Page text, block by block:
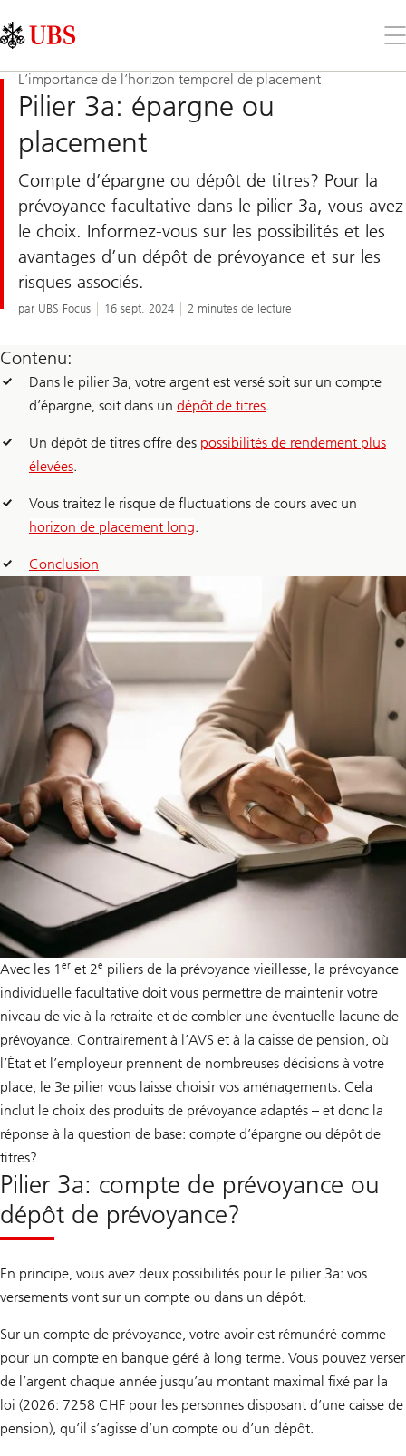
Links
Area
le
L’importance de l’horizon temporel de placement
Pilier 3a: épargne ou
placement
Compte d’épargne ou dépôt de titres? Pour la
prévoyance facultative dans le pilier 3a, vous avez
le choix. Informez-vous sur les possibilités et les
avantages d’un dépôt de prévoyance et sur les
risques associés.
par UBS Focus 16 sept. 2024 2 minutes de lecture
Contenu:
Dans le pilier 3a, votre argent est versé soit sur un compte
d’épargne, soit dans un dépôt de titres.
Un dépôt de titres offre des possibilités de rendement plus
élevées.
Vous traitez le risque de fluctuations de cours avec un
horizon de placement long.
Conclusion
Avec les 1 er et 2e piliers de la prévoyance vieillesse, la prévoyance
individuelle facultative doit vous permettre de maintenir votre
niveau de vie à la retraite et de combler une éventuelle lacune de
prévoyance. Contrairement à l’AVS et à la caisse de pension, où
l’État et l’employeur prennent de nombreuses décisions à votre
place, le 3e pilier vous laisse choisir vos aménagements. Cela
inclut le choix des produits de prévoyance adaptés – et donc la
réponse à la question de base: compte d’épargne ou dépôt de
titres?
Pilier 3a: compte de prévoyance ou
dépôt de prévoyance?
En principe, vous avez deux possibilités pour le pilier 3a: vos
versements vont sur un compte ou dans un dépôt.
Sur un compte de prévoyance, votre avoir est rémunéré comme
pour un compte en banque géré à long terme. Vous pouvez verser
de l’argent chaque année jusqu’au montant maximal fixé par la
loi (2026: 7258 CHF pour les personnes disposant d’une caisse de
pension), qu’il s’agisse d’un compte ou d’un dépôt.